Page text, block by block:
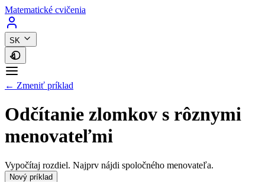
Matematické cvičenia
SK
← Zmeniť príklad
Odčítanie zlomkov s rôznymi
menovateľmi
Vypočítaj rozdiel. Najprv nájdi spoločného menovateľa.
Nový príklad